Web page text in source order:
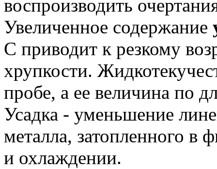
воспроизводить
Увеличенное содержание
С приводит к резкому
хрупкости.
пробе, а ее величина по
Усадка - уменьшение
металла, затопленного в
и охлаждении.